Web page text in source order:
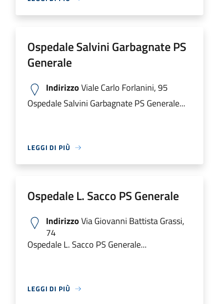
Ospedale Salvini Garbagnate PS
Generale
IndirizzoViale Carlo Forlanini, 95
Ospedale Salvini Garbagnate PS Generale...
LEGGI DI PIÙ
Ospedale L. Sacco PS Generale
IndirizzoVia Giovanni Battista Grassi,
74
Ospedale L. Sacco PS Generale...
LEGGI DI PIÙ